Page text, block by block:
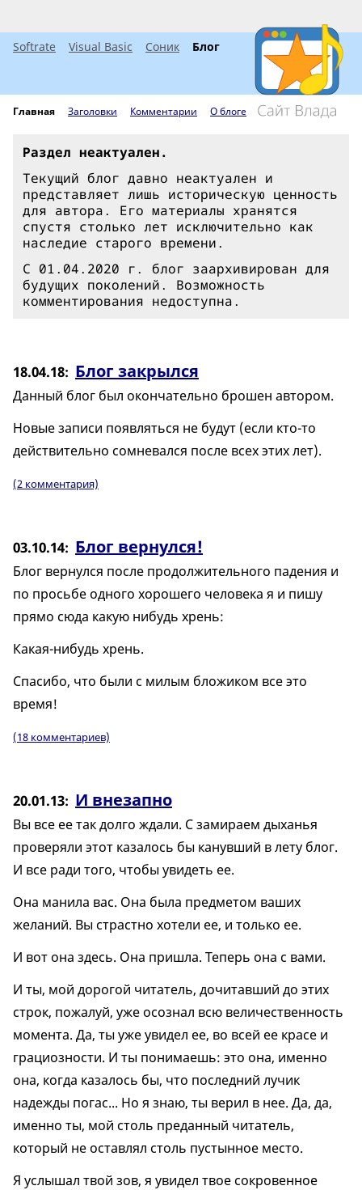
Softrate Visual Basic Соник Блог
Главная Заголовки Комментарии О блоге
Раздел неактуален.
Текущий блог давно неактуален и
представляет лишь историческую ценность
для автора. Его материалы хранятся
спустя столько лет исключительно как
наследие старого времени.
С 01.04.2020 г. блог заархивирован для
будущих поколений. Возможность
комментирования недоступна.
18.04.18 Блог закрылся
Данный блог был окончательно брошен автором.
Новые записи появляться не будут (если кто-то
действительно сомневался после всех этих лет).
(2 комментария)
03.10.14 Блог вернулся!
Блог вернулся после продолжительного падения и
по просьбе одного хорошего человека я и пишу
прямо сюда какую нибудь хрень:
Какая-нибудь хрень.
Спасибо, что были с милым бложиком все это
время!
(18 комментариев)
20.01.13 И внезапно
Вы все ее так долго ждали. С замираем дыханья
проверяли этот казалось бы канувший в лету блог.
И все ради того, чтобы увидеть ее.
Она манила вас. Она была предметом ваших
желаний. Вы страстно хотели ее, и только ее.
И вот она здесь. Она пришла. Теперь она с вами.
И ты, мой дорогой читатель, дочитавший до этих
строк, пожалуй, уже осознал всю величественность
момента. Да, ты уже увидел ее, во всей ее красе и
грациозности. И ты понимаешь: это она, именно
она, когда казалось бы, что последний лучик
надежды погас... Но я знаю, ты верил в нее. Да, да,
именно ты, мой столь преданный читатель,
который не оставлял столь пустынное место.
Я услышал твой зов, я увидел твое сокровенное